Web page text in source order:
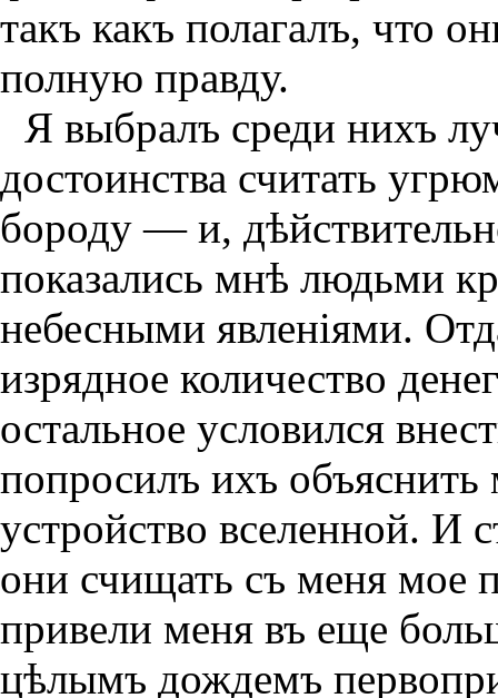
такъ какъ полагалъ, что
полную правду.
Я выбралъ среди нихъ
достоинства считать
бороду — и,
показались мнѣ людьми
небесными явленiями.
изрядное количество
остальное условился
попросилъ ихъ
устройство вселенной. И
они счищать съ меня мое
привели меня въ еще
цѣлымъ дождемъ